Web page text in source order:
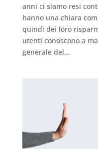
anni ci siamo resi
hanno una chiara
quindi dei loro
utenti conoscono a
generale del...